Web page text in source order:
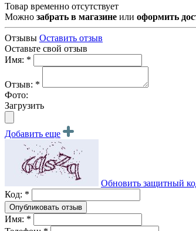
Товар временно отсутствует
Можно забрать в магазине или оформить
Отзывы Оставить отзыв
Оставьте свой отзыв
Имя: *
Отзыв: *
Фото:
Загрузить
Добавить еще
Обновить защитный
Код: *
Имя: *